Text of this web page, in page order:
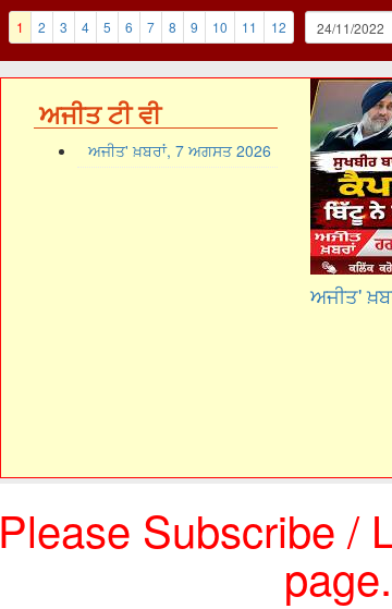
1 2 3 4 5 6 7 8 9 10 11 12
ਅਜੀਤ ਟੀ ਵੀ
ਅਜੀਤ' ਖ਼ਬਰਾਂ, 7 ਅਗਸਤ 2026
ਅਜੀਤ'
Please Subscribe /